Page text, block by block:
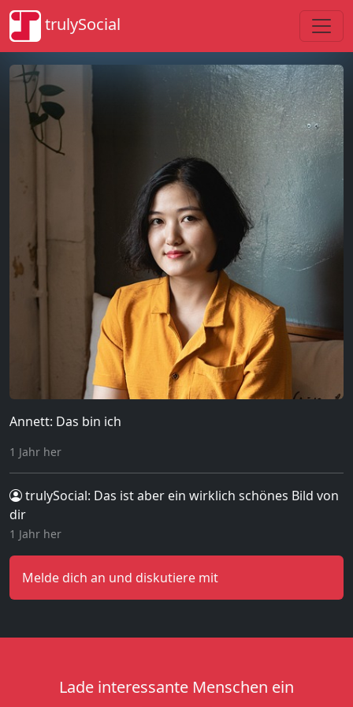
trulySocial
Annett: Das bin ich
1 Jahr her
trulySocial: Das ist aber ein wirklich schönes Bild von
dir
1 Jahr her
Melde dich an und diskutiere mit
Lade interessante Menschen ein